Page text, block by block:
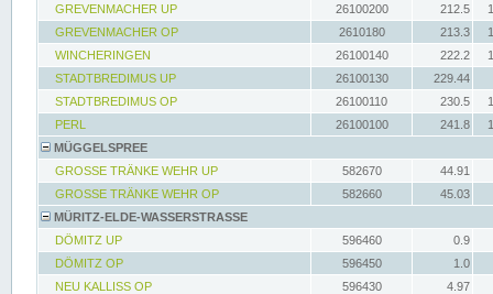
GREVENMACHER UP
26100200 212.5
GREVENMACHER OP
2610180 213.3
WINCHERINGEN
26100140 222.2
STADTBREDIMUS UP
26100130
229.44
STADTBREDIMUS OP
26100110 230.5
PERL
26100100 241.8
MÜGGELSPREE
GROSSE TRÄNKE WEHR UP
582670
44.91
GROSSE TRÄNKE WEHR OP
582660
45.03
MÜRITZ-ELDE-WASSERSTRASSE
DÖMITZ UP
596460
0.9
DÖMITZ OP
596450
1.0
NEU KALLISS OP
596430
4.97